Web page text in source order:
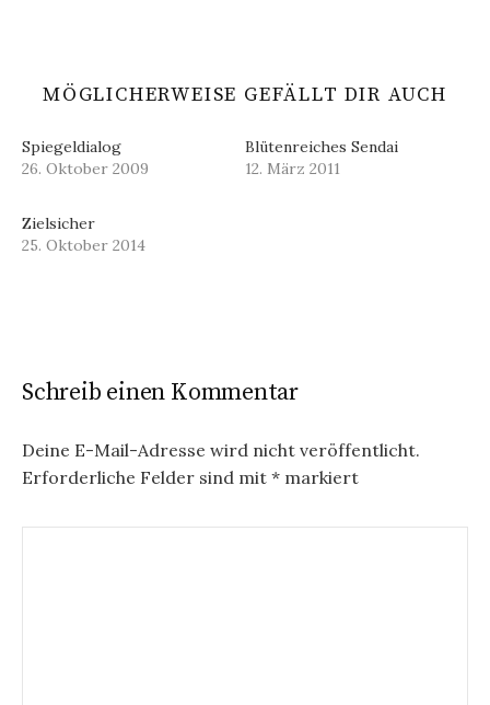
MÖGLICHERWEISE GEFÄLLT DIR AUCH
Spiegeldialog
26. Oktober 2009
Blütenreiches Sendai
12. März 2011
Zielsicher
25. Oktober 2014
Schreib einen Kommentar
Deine E-Mail-Adresse wird nicht veröffentlicht.
Erforderliche Felder sind mit * markiert